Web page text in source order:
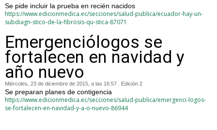
Se pide incluir la prueba en recién nacidos
https://www.edicionmedica.ec/secciones/salud-publica/ecuador-hay-un-
subdiagn-stico-de-la-fibrosis-qu-stica-87071
Emergenciólogos se
fortalecen en navidad y
año nuevo
Miércoles, 23 de diciembre de 2015, a las 16:57 . Edición 2
Se preparan planes de contigencia
https://www.edicionmedica.ec/secciones/salud-publica/emergenci-logos-
se-fortalecen-en-navidad-y-a-o-nuevo-86944